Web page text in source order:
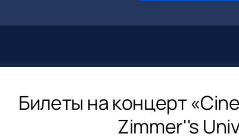
Билеты на концерт
Zimmer''s